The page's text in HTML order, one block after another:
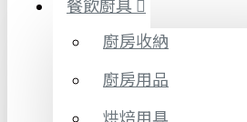
廚房收納
廚房用品
烘焙用具